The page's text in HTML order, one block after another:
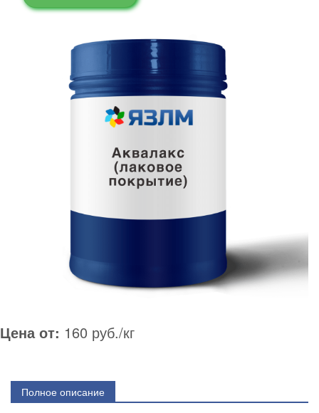
Цена от: 160 руб./кг
Полное описание